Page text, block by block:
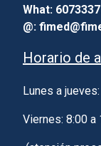
What:
@:
Horario de
Lunes a
Viernes: 8:00 a